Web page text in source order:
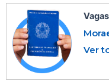
Ver